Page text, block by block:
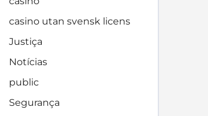
casino utan svensk licens
Justiça
Notícias
public
Segurança